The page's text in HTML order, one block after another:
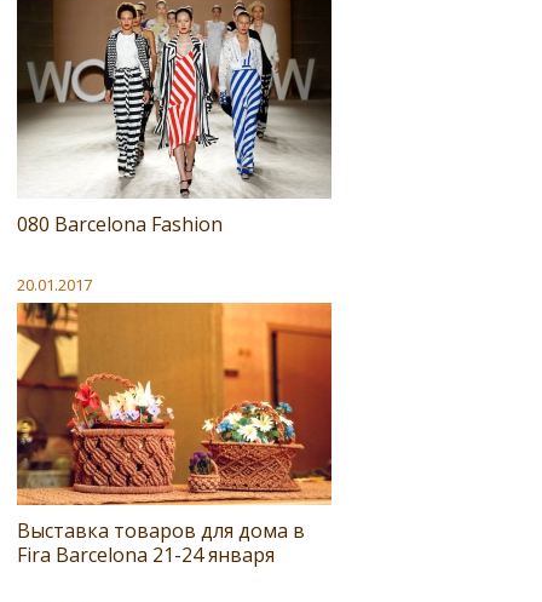
080 Barcelona Fashion
20.01.2017
Выставка товаров для дома в
Fira Barcelona 21-24 января